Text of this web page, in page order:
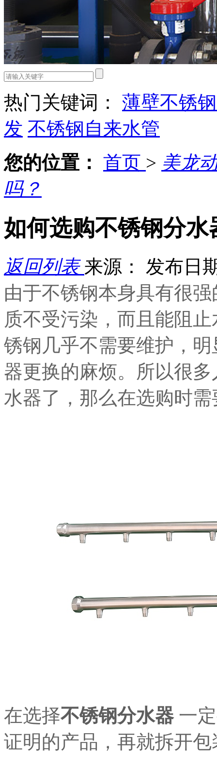
热门关键词： 薄壁不锈
发 不锈钢自来水管
您的位置： 首页 > 美龙
吗？
如何选购不锈钢分水
返回列表来源： 发布日
由于不锈钢本身具有很
质不受污染，而且能阻
锈钢几乎不需要维护，
器更换的麻烦。所以很
水器了，那么在选购时
在选择不锈钢分水器 一
证明的产品，再就拆开